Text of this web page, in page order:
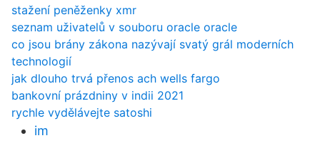
stažení peněženky xmr
seznam uživatelů v souboru oracle oracle
co jsou brány zákona nazývají svatý grál moderních
technologií
jak dlouho trvá přenos ach wells fargo
bankovní prázdniny v indii 2021
rychle vydělávejte satoshi
im